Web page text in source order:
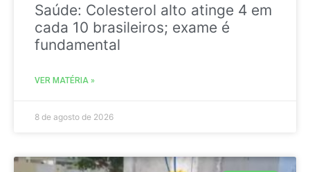
Saúde: Colesterol alto atinge 4 em
cada 10 brasileiros; exame é
fundamental
VER MATÉRIA »
8 de agosto de 2026